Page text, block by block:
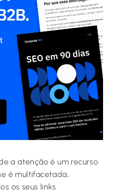
a atenção é um recurso
é multifacetada,
os seus links